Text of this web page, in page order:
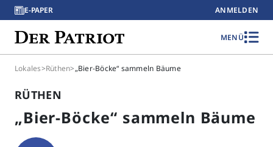
E-PAPER ANMELDEN
MENÜ
Lokales>Rüthen>„Bier-Böcke“ sammeln Bäume
RÜTHEN
„Bier-Böcke“ sammeln Bäume